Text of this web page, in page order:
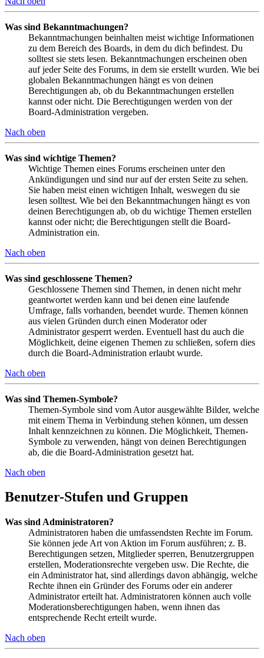
Was sind Bekanntmachungen?
Bekanntmachungen beinhalten meist wichtige Informationen
zu dem Bereich des Boards, in dem du dich befindest. Du
solltest sie stets lesen. Bekanntmachungen erscheinen oben
auf jeder Seite des Forums, in dem sie erstellt wurden. Wie bei
globalen Bekanntmachungen hängt es von deinen
Berechtigungen ab, ob du Bekanntmachungen erstellen
kannst oder nicht. Die Berechtigungen werden von der
Board-Administration vergeben.
Nach oben
Was sind wichtige Themen?
Wichtige Themen eines Forums erscheinen unter den
Ankündigungen und sind nur auf der ersten Seite zu sehen.
Sie haben meist einen wichtigen Inhalt, weswegen du sie
lesen solltest. Wie bei den Bekanntmachungen hängt es von
deinen Berechtigungen ab, ob du wichtige Themen erstellen
kannst oder nicht; die Berechtigungen stellt die Board-
Administration ein.
Nach oben
Was sind geschlossene Themen?
Geschlossene Themen sind Themen, in denen nicht mehr
geantwortet werden kann und bei denen eine laufende
Umfrage, falls vorhanden, beendet wurde. Themen können
aus vielen Gründen durch einen Moderator oder
Administrator gesperrt werden. Eventuell hast du auch die
Möglichkeit, deine eigenen Themen zu schließen, sofern dies
durch die Board-Administration erlaubt wurde.
Nach oben
Was sind Themen-Symbole?
Themen-Symbole sind vom Autor ausgewählte Bilder, welche
mit einem Thema in Verbindung stehen können, um dessen
Inhalt kennzeichnen zu können. Die Möglichkeit, Themen-
Symbole zu verwenden, hängt von deinen Berechtigungen
ab, die die Board-Administration gesetzt hat.
Nach oben
Benutzer-Stufen und Gruppen
Was sind Administratoren?
Administratoren haben die umfassendsten Rechte im Forum.
Sie können jede Art von Aktion im Forum ausführen; z. B.
Berechtigungen setzen, Mitglieder sperren, Benutzergruppen
erstellen, Moderationsrechte vergeben usw. Die Rechte, die
ein Administrator hat, sind allerdings davon abhängig, welche
Rechte ihnen ein Gründer des Forums oder ein anderer
Administrator erteilt hat. Administratoren können auch volle
Moderationsberechtigungen haben, wenn ihnen das
entsprechende Recht erteilt wurde.
Nach oben